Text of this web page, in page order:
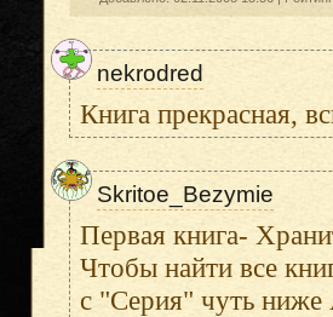
nekrodred
Книга прекрасная,
Skritoe_Bezymie
Первая книга-
Чтобы найти все
с "Серия" чуть ниже